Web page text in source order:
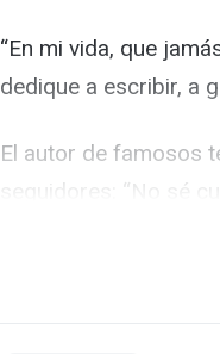
“En mi vida, que
dedique a escribir, a
El autor de famosos
seguidores: “No sé